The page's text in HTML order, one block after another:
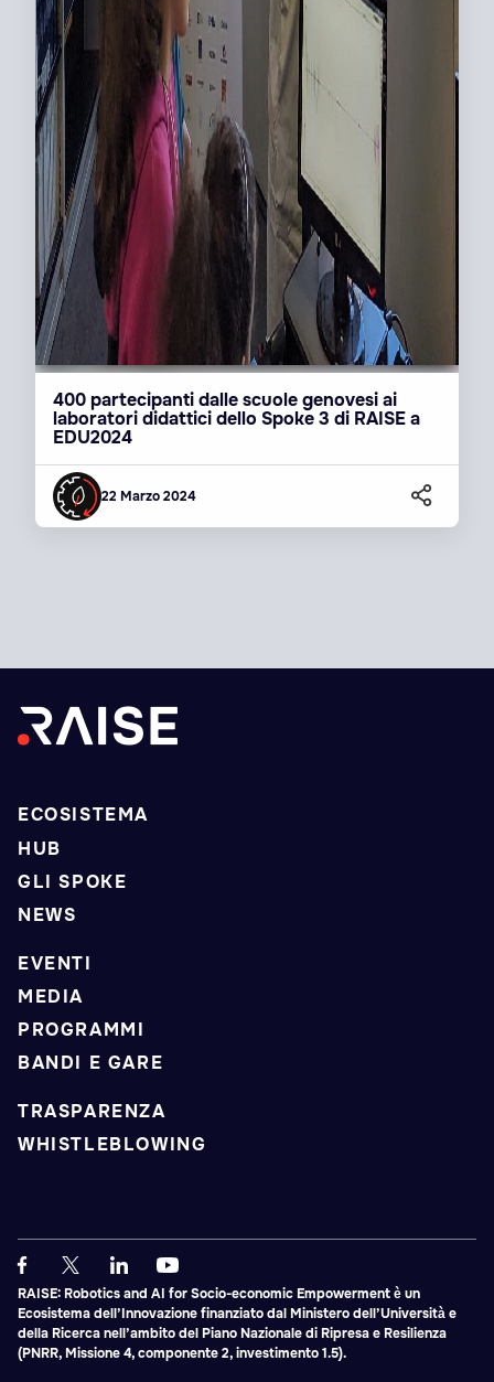
400 partecipanti dalle scuole genovesi ai
laboratori didattici dello Spoke 3 di RAISE a
EDU2024
22 Marzo 2024
ECOSISTEMA
HUB
GLI SPOKE
NEWS
EVENTI
MEDIA
PROGRAMMI
BANDI E GARE
TRASPARENZA
WHISTLEBLOWING
RAISE: Robotics and AI for Socio-economic Empowerment è un
Ecosistema dell’Innovazione finanziato dal Ministero dell’Università e
della Ricerca nell’ambito del Piano Nazionale di Ripresa e Resilienza
(PNRR, Missione 4, componente 2, investimento 1.5).